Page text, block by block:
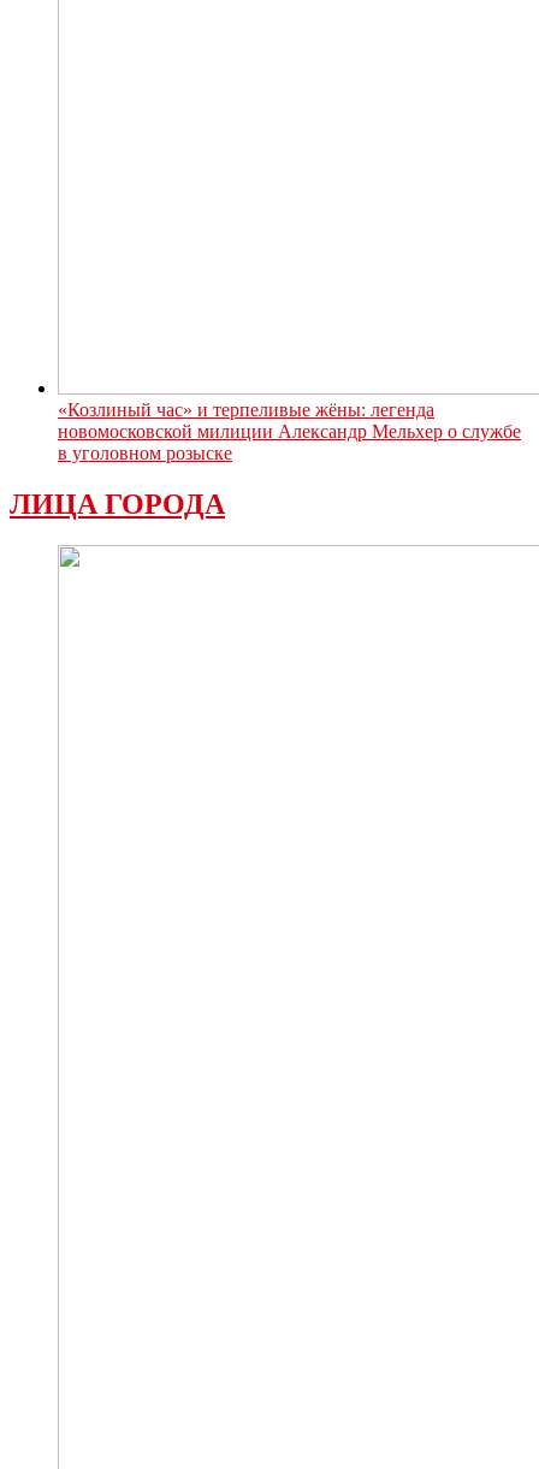
«Козлиный час» и терпеливые жёны: легенда
новомосковской милиции Александр Мельхер о службе
в уголовном розыске
ЛИЦА ГОРОДА